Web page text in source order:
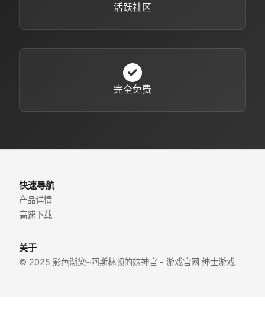
活跃社区
完全免费
快速导航
产品详情
高速下载
关于
© 2025 影色渐染~阿斯林顿的妹神官 - 游戏官网 绅士游戏